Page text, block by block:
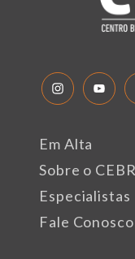
Em Alta
Sobre o
Especialistas
Fale Conosco